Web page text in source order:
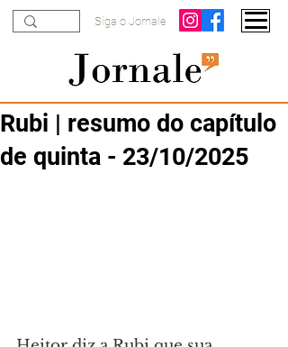
Siga o Jornale
Rubi | resumo do capítulo
de quinta - 23/10/2025